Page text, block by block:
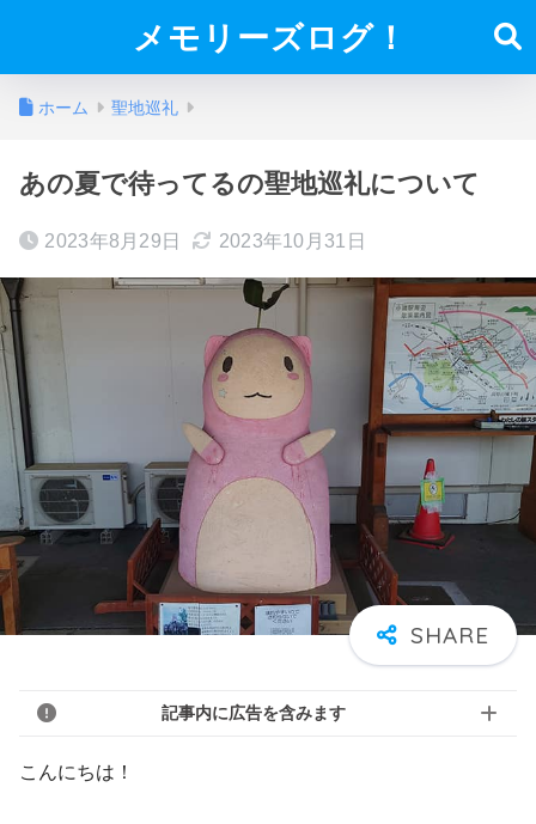
メモリーズログ！
ホーム 聖地巡礼
あの夏で待ってるの聖地巡礼について
2023年8月29日 2023年10月31日
記事内に広告を含みます
こんにちは！